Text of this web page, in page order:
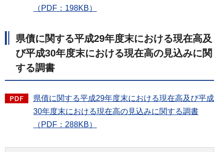
（PDF：198KB）
県債に関する平成29年度末における現在高及
び平成30年度末における現在高の見込みに関
する調書
県債に関する平成29年度末における現在高及び平成
30年度末における現在高の見込みに関する調書
（PDF：288KB）